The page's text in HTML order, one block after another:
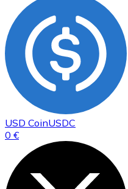
USD CoinUSDC
0 €